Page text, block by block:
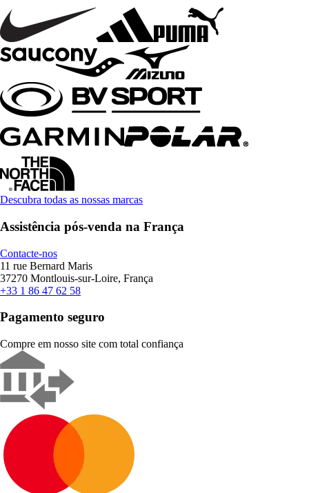
Descubra todas as nossas marcas
Assistência pós-venda na França
Contacte-nos
11 rue Bernard Maris
37270 Montlouis-sur-Loire, França
+33 1 86 47 62 58
Pagamento seguro
Compre em nosso site com total confiança